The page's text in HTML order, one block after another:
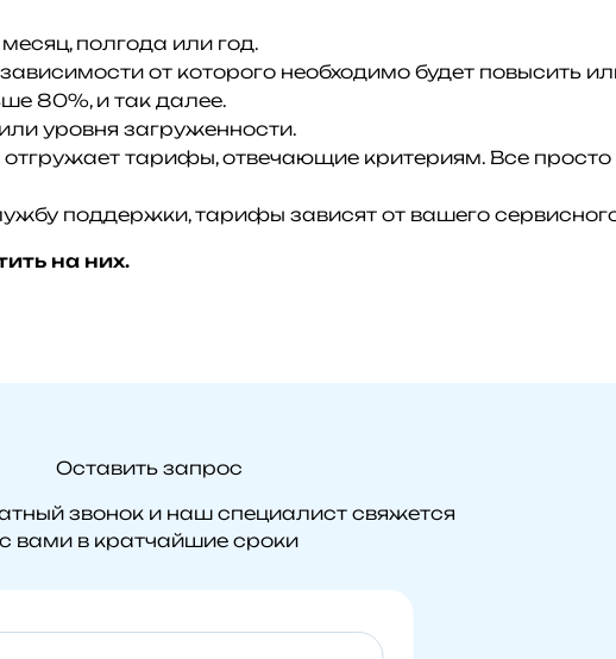
полгода или год.
от которого необходимо будет повысить
80%, и так далее.
уровня загруженности.
тарифы, отвечающие критериям. Все
поддержки, тарифы зависят от вашего
на них.
Оставить запрос
звонок и наш специалист свяжется
с вами в кратчайшие сроки